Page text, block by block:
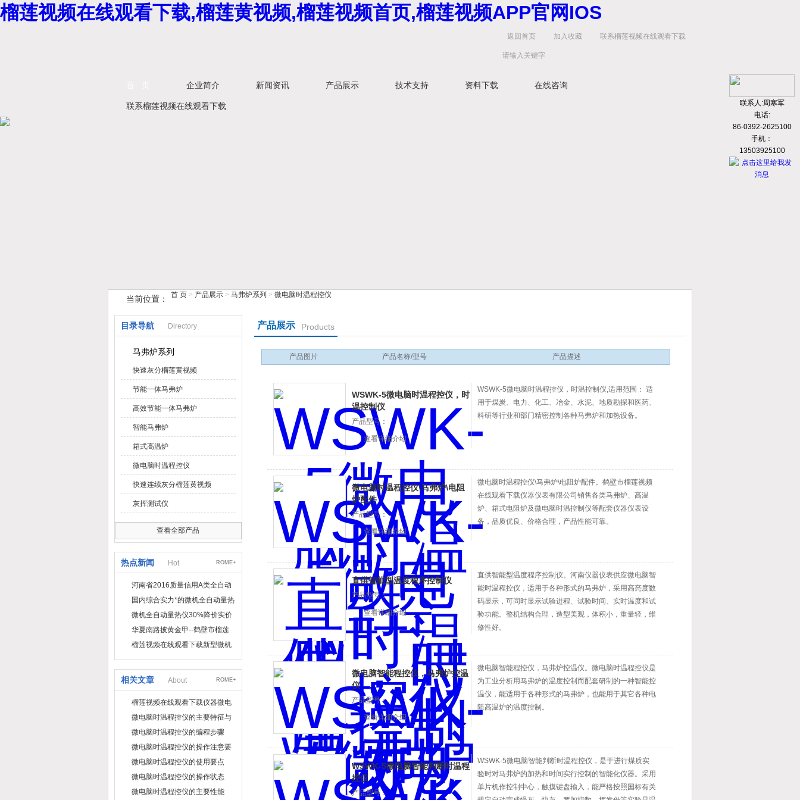
榴莲视频在线观看下载,榴莲黄视频,榴莲视频首页,榴莲视频APP官网IOS
鹤壁市榴莲视频在线观看下载仪器仪表有限公司
返回首页 加入收藏 联系榴莲视频在线观看下载
企业简介 新闻资讯 产品展示 技术支持 资料下载 在线咨询
联系榴莲视频在线观看下载
当前位置： 首 页 > 产品展示 > 马弗炉系列 > 微电脑时温程控仪
目录导航 Directory
马弗炉系列
快速灰分榴莲黄视频
节能一体马弗炉
高效节能一体马弗炉
智能马弗炉
箱式高温炉
微电脑时温程控仪
快速连续灰分榴莲黄视频
灰挥测试仪
查看全部产品
热点新闻 Hot ROME+
河南省2016质量信用A类全自动
量热仪
国内综合实力*的微机全自动量热
仪制造企业
微机全自动量热仪30%降价实价
出售
华夏南路披黄金甲--鹤壁市榴莲
视频在线观看下载仪器仪表有限
榴莲视频在线观看下载新型微机
相关文章 About ROME+
榴莲视频在线观看下载仪器微电
脑时温程控仪的编程步骤
微电脑时温程控仪的主要特征与
参数
微电脑时温程控仪的编程步骤
微电脑时温程控仪的操作注意要
点
微电脑时温程控仪的使用要点
微电脑时温程控仪的操作状态
微电脑时温程控仪的主要性能
产品展示 Products
产品图片 产品名称/型号 产品描述
WSWK-5微电脑时温程控仪，时
温控制仪
产品型号：
查看详细介绍
WSWK-5微电脑时温程控仪，时温控制仪,适用范围： 适
用于煤炭、电力、化工、冶金、水泥、地质勘探和医药、
科研等行业和部门精密控制各种马弗炉和加热设备。
微电脑时温程控仪\马弗炉\电阻
炉配件
产品型号：
查看详细介绍
微电脑时温程控仪\马弗炉\电阻炉配件。鹤壁市榴莲视频
在线观看下载仪器仪表有限公司销售各类马弗炉、高温
炉、箱式电阻炉及微电脑时温控制仪等配套仪器仪表设
备，品质优良、价格合理，产品性能可靠。
直供智能型温度程序控制仪
产品型号：
查看详细介绍
直供智能型温度程序控制仪。河南仪器仪表供应微电脑智
能时温程控仪，适用于各种形式的马弗炉，采用高亮度数
码显示，可同时显示试验进程、试验时间、实时温度和试
验功能。整机结构合理，造型美观，体积小，重量轻，维
修性好。
微电脑智能程控仪，马弗炉控温
仪
产品型号：
查看详细介绍
微电脑智能程控仪，马弗炉控温仪。微电脑时温程控仪是
为工业分析用马弗炉的温度控制而配套研制的一种智能控
温仪，能适用于各种形式的马弗炉，也能用于其它各种电
阻高温炉的温度控制。
WSWK-5微电脑智能判断时温程
控仪
产品型号：
WSWK-5微电脑智能判断时温程控仪，是于进行煤质实
验时对马弗炉的加热和时间实行控制的智能化仪器。采用
单片机作控制中心，触摸键盘输入，能严格按照国标有关
联系人:周寒军
电话:
86-0392-2625100
手机：
13503925100